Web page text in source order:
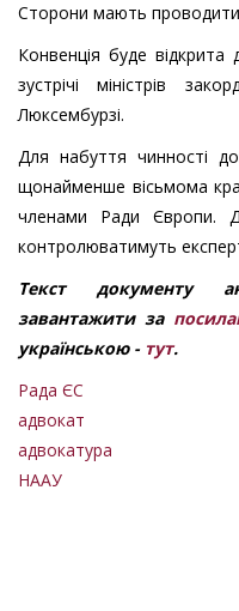
Сторони мають проводити
Конвенція буде відкрита
зустрічі міністрів
Люксембурзі.
Для набуття чинності
щонайменше вісьмома
членами Ради Європи.
контролюватимуть
Текст документу
завантажити за
українською - тут.
Рада ЄС
адвокат
адвокатура
НААУ